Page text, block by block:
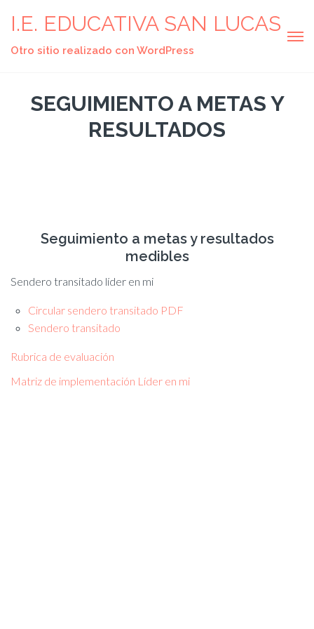
I.E. EDUCATIVA SAN LUCAS
Otro sitio realizado con WordPress
SEGUIMIENTO A METAS Y
RESULTADOS
Seguimiento a metas y resultados
medibles
Sendero transitado líder en mi
Circular sendero transitado PDF
Sendero transitado
Rubrica de evaluación
Matriz de implementación Líder en mi